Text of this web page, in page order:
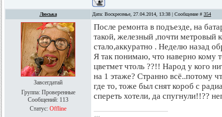
Люська Дата: Воскресенье, 27.04.2014, 13:38 | Сообщение # 354
Завсегдатай
Группа: Проверенные
Сообщений: 113
Статус: Offline
После ремонта в подъезде, на
такой, железный ,почти метровый
стало,аккуратно . Неделю назад
Я так понимаю, что наверно кому
цветмет чтоль ??!! Народ у кого
на 1 этаже? Странно всё..потому
где то, тоже был снят короб с
спереть хотели, да спугнули!!??